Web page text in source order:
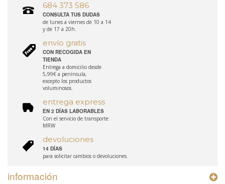
684 373 586
CONSULTA TUS DUDAS
de lunes a viernes de 10 a 14
y de 17 a 20h.
envío gratis
CON RECOGIDA EN
TIENDA
Entrega a domicilio desde
5,99€ a península,
excepto los productos
voluminosos.
entrega express
EN 2 DÍAS LABORABLES
Con el servicio de transporte
MRW
devoluciones
14 DÍAS
para solicitar cambios o devoluciones.
información